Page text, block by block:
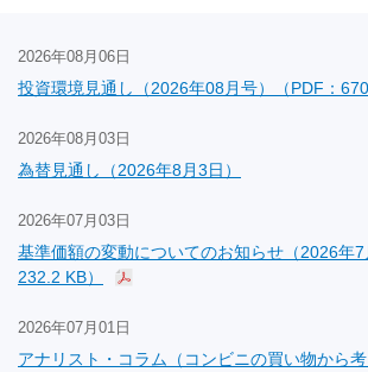
2026年08月06日
投資環境見通し（2026年08月号）（PDF：
2026年08月03日
為替見通し（2026年8月3日）
2026年07月03日
基準価額の変動についてのお知らせ（2026年7
232.2 KB）
2026年07月01日
アナリスト・コラム（コンビニの買い物から